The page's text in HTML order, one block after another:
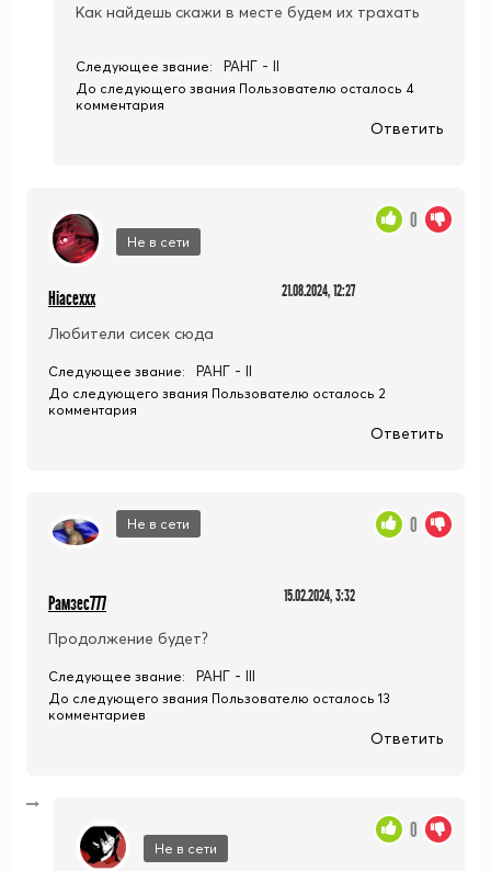
Как найдешь скажи в месте будем их трахать
Следующее звание: РАНГ - II
До следующего звания Пользователю осталось 4
комментария
Ответить
Не в сети
Hiacexxx 21.08.2024, 12:27
Любители сисек сюда
0
Следующее звание: РАНГ - II
До следующего звания Пользователю осталось 2
комментария
Ответить
Не в сети
Рамзес777 15.02.2024, 3:32
Продолжение будет?
0
Следующее звание: РАНГ - III
До следующего звания Пользователю осталось 13
комментариев
Ответить
Не в сети
0